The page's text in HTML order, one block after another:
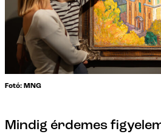
Fotó: MNG
Mindig érdemes